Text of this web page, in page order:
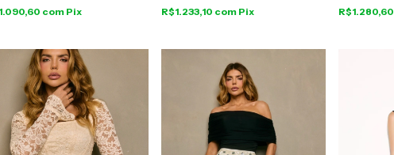
com Pix R$1.233,10 com Pix R$1.280,60